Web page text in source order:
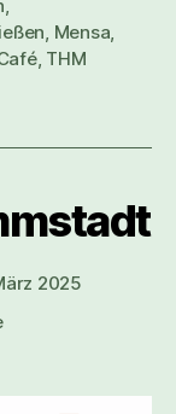
,
, Mensa,
, THM
2025